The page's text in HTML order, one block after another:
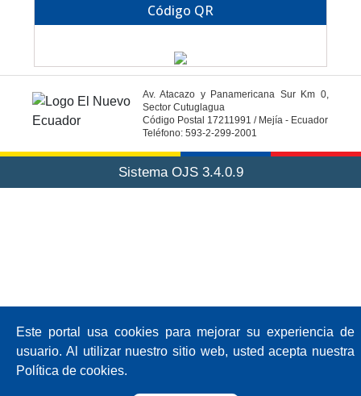
Código QR
Av. Atacazo y Panamericana Sur Km 0,
Sector Cutuglagua
Código Postal 17211991 / Mejía - Ecuador
Teléfono: 593-2-299-2001
Este portal usa cookies para mejorar su experiencia de
usuario. Al utilizar nuestro sitio web, usted acepta nuestra
Política de cookies.
Sistema OJS 3.4.0.9